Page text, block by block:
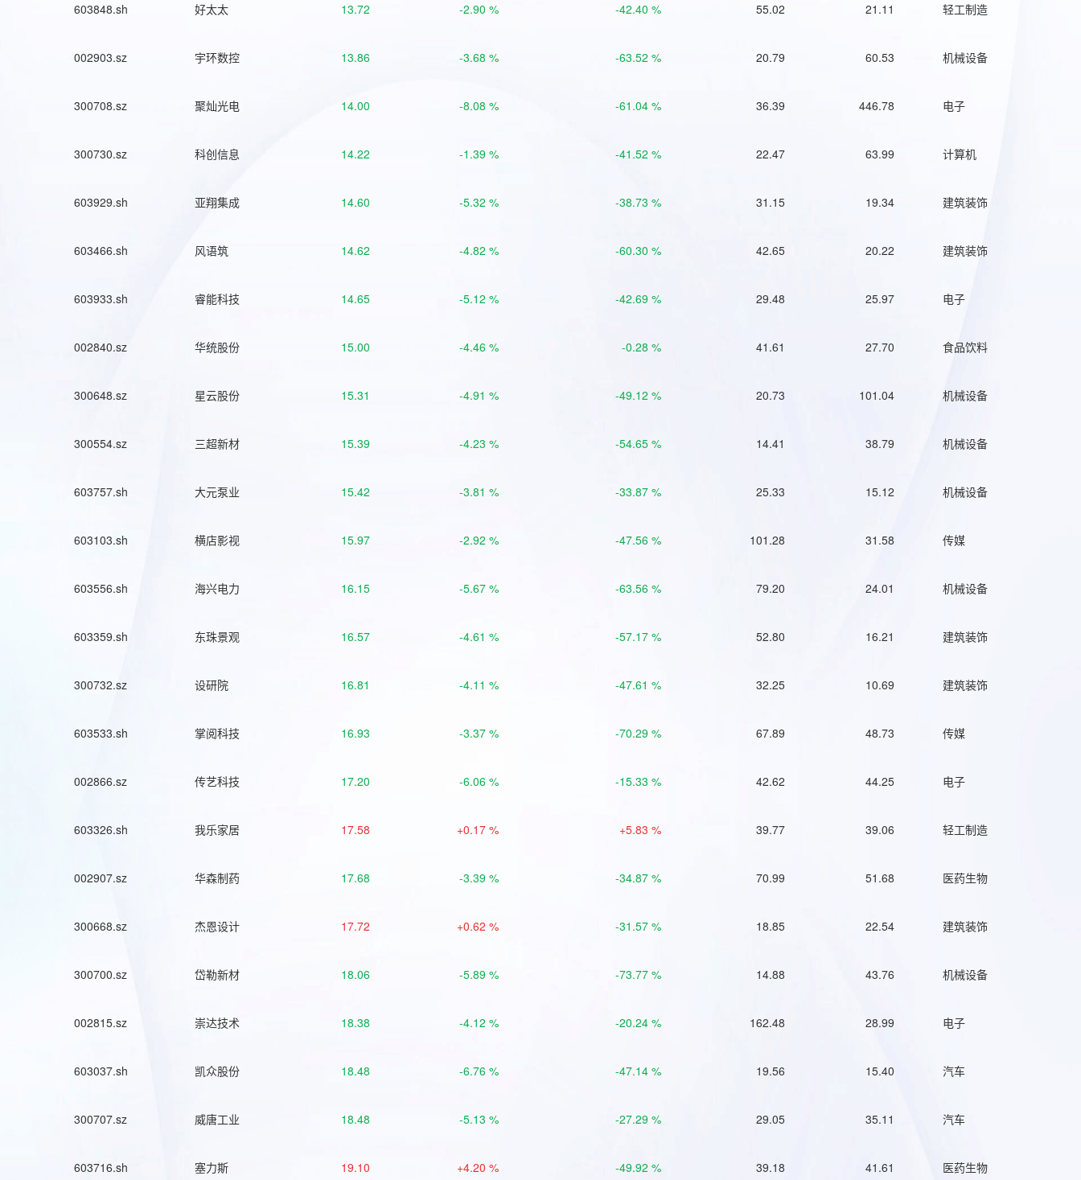
603848.sh 好太太 13.72 -2.90 % -42.40 % 55.02 21.11 轻工制造
002903.sz 宇环数控 13.86 -3.68 % -63.52 % 20.79 60.53 机械设备
300708.sz 聚灿光电 14.00 -8.08 % -61.04 % 36.39 446.78 电子
300730.sz 科创信息 14.22 -1.39 % -41.52 % 22.47 63.99 计算机
603929.sh 亚翔集成 14.60 -5.32 % -38.73 % 31.15 19.34 建筑装饰
603466.sh 风语筑 14.62 -4.82 % -60.30 % 42.65 20.22 建筑装饰
603933.sh 睿能科技 14.65 -5.12 % -42.69 % 29.48 25.97 电子
002840.sz 华统股份 15.00 -4.46 % -0.28 % 41.61 27.70 食品饮料
300648.sz 星云股份 15.31 -4.91 % -49.12 % 20.73 101.04 机械设备
300554.sz 三超新材 15.39 -4.23 % -54.65 % 14.41 38.79 机械设备
603757.sh 大元泵业 15.42 -3.81 % -33.87 % 25.33 15.12 机械设备
603103.sh 横店影视 15.97 -2.92 % -47.56 % 101.28 31.58 传媒
603556.sh 海兴电力 16.15 -5.67 % -63.56 % 79.20 24.01 机械设备
603359.sh 东珠景观 16.57 -4.61 % -57.17 % 52.80 16.21 建筑装饰
300732.sz 设研院 16.81 -4.11 % -47.61 % 32.25 10.69 建筑装饰
603533.sh 掌阅科技 16.93 -3.37 % -70.29 % 67.89 48.73 传媒
002866.sz 传艺科技 17.20 -6.06 % -15.33 % 42.62 44.25 电子
603326.sh 我乐家居 17.58 +0.17 % +5.83 % 39.77 39.06 轻工制造
002907.sz 华森制药 17.68 -3.39 % -34.87 % 70.99 51.68 医药生物
300668.sz 杰恩设计 17.72 +0.62 % -31.57 % 18.85 22.54 建筑装饰
300700.sz 岱勒新材 18.06 -5.89 % -73.77 % 14.88 43.76 机械设备
002815.sz 崇达技术 18.38 -4.12 % -20.24 % 162.48 28.99 电子
603037.sh 凯众股份 18.48 -6.76 % -47.14 % 19.56 15.40 汽车
300707.sz 威唐工业 18.48 -5.13 % -27.29 % 29.05 35.11 汽车
603716.sh 塞力斯 19.10 +4.20 % -49.92 % 39.18 41.61 医药生物